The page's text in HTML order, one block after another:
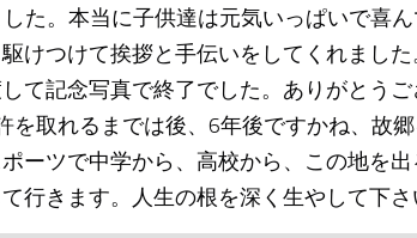
た。本当に子供達は元気いっぱいで喜
けつけて挨拶と手伝いをしてくれまし
て記念写真で終了でした。ありがとう
取れるまでは後、6年後ですかね、故
ーツで中学から、高校から、この地を
行きます。人生の根を深く生やして下さ